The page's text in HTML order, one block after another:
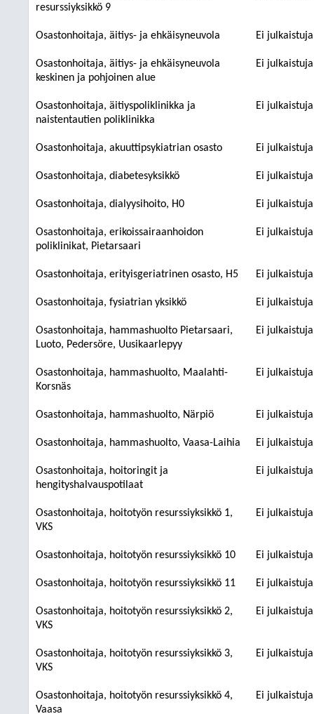
resurssiyksikkö 9
Osastonhoitaja, äitiys- ja ehkäisyneuvola Ei
Osastonhoitaja, äitiys- ja ehkäisyneuvola
keskinen ja pohjoinen alue
Ei
Osastonhoitaja, äitiyspoliklinikka ja
naistentautien poliklinikka
Ei
Osastonhoitaja, akuuttipsykiatrian osasto Ei
Osastonhoitaja, diabetesyksikkö Ei
Osastonhoitaja, dialyysihoito, H0 Ei
Osastonhoitaja, erikoissairaanhoidon
poliklinikat, Pietarsaari
Ei
Osastonhoitaja, erityisgeriatrinen osasto, H5 Ei
Osastonhoitaja, fysiatrian yksikkö Ei
Osastonhoitaja, hammashuolto Pietarsaari,
Luoto, Pedersöre, Uusikaarlepyy
Ei
Osastonhoitaja, hammashuolto, Maalahti-
Korsnäs
Ei
Osastonhoitaja, hammashuolto, Närpiö Ei
Osastonhoitaja, hammashuolto, Vaasa-Laihia Ei
Osastonhoitaja, hoitoringit ja
hengityshalvauspotilaat
Ei
Osastonhoitaja, hoitotyön resurssiyksikkö 1,
VKS
Ei
Osastonhoitaja, hoitotyön resurssiyksikkö 10 Ei
Osastonhoitaja, hoitotyön resurssiyksikkö 11 Ei
Osastonhoitaja, hoitotyön resurssiyksikkö 2,
VKS
Ei
Osastonhoitaja, hoitotyön resurssiyksikkö 3,
VKS
Ei
Osastonhoitaja, hoitotyön resurssiyksikkö 4,
Vaasa
Ei